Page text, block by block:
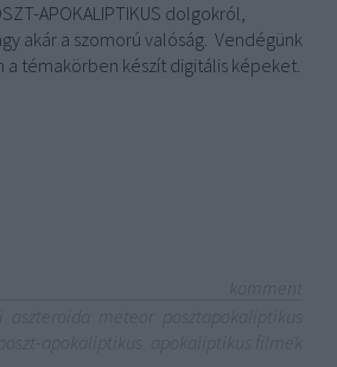
APOKALIPTIKUS dolgokról,
akár a szomorú valóság. Vendégünk
a témakörben készít digitális képeket.